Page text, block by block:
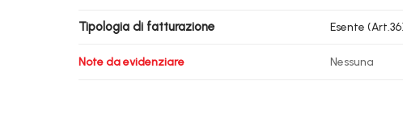
Tipologia di fatturazione Esente
Note da evidenziare Nessuna